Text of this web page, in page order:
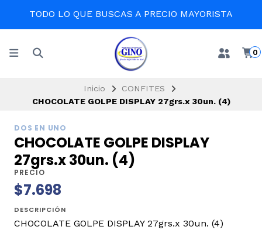
TODO LO QUE BUSCAS A PRECIO MAYORISTA
0
Inicio
CONFITES
CHOCOLATE GOLPE DISPLAY 27grs.x 30un. (4)
DOS EN UNO
CHOCOLATE GOLPE DISPLAY
27grs.x 30un. (4)
PRECIO
$7.698
DESCRIPCIÓN
CHOCOLATE GOLPE DISPLAY 27grs.x 30un. (4)